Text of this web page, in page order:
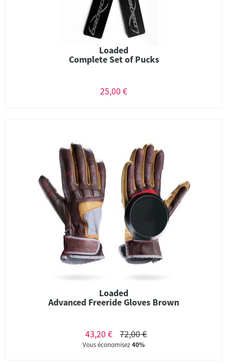
Loaded
Complete Set of Pucks
25,00 €
Loaded
Advanced Freeride Gloves Brown
43,20 € 72,00 €
Vous économisez40%